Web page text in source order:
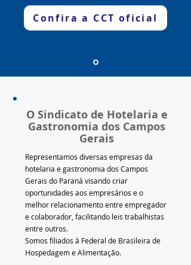
Confira a CCT oficial
O Sindicato de Hotelaria e
Gastronomia dos Campos
Gerais
Representamos diversas empresas da
hotelaria e gastronomia dos Campos
Gerais do Paraná visando criar
oportunidades aos empresários e o
melhor relacionamento entre empregador
e colaborador, facilitando leis trabalhistas
entre outros.
Somos filiados à Federal de Brasileira de
Hospedagem e Alimentação.